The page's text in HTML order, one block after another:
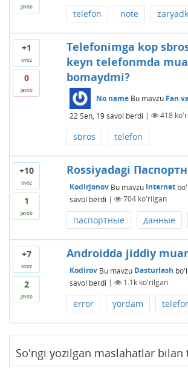
javob
telefon note
+1
ovoz
0
javob
Telefonimga kop
keyn telefonmda
bomaydmi?
No name Bu mavzu Fan
22 Sen, 19 savol berdi | 418
sbros telefon
+10
ovoz
1
javob
Rossiyadagi
Kodirjonov Bu mavzu Internet
savol berdi | 704ko'rilgan
паспортные данные
+7
ovoz
2
javob
Androidda jiddiy
Kodirov Bu mavzu Dasturlash
savol berdi | 1.1kko'rilgan
error yordam
So'ngi yozilgan maslahatlar bilan